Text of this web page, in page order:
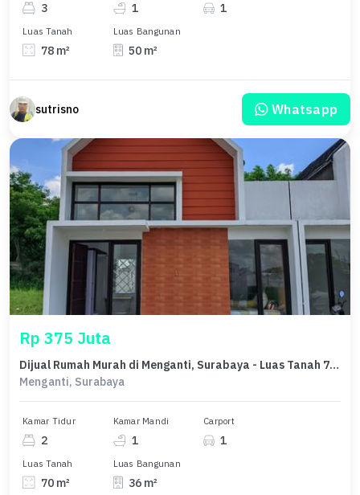
3 1 1
Luas Tanah
78 m²
Luas Bangunan
50 m²
sutrisno Whatsapp
Rp 375 Juta
Dijual Rumah Murah di Menganti, Surabaya - Luas Tanah 70m²
Menganti, Surabaya
Kamar Tidur
2
Kamar Mandi
1
Carport
1
Luas Tanah
70 m²
Luas Bangunan
36 m²